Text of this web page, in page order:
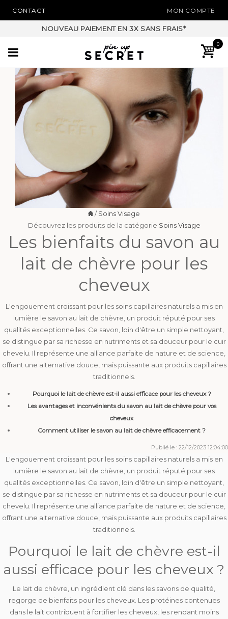
CONTACT MON COMPTE
NOUVEAU PAIEMENT EN 3X SANS FRAIS*
0
/Soins Visage
Découvrez les produits de la catégorie Soins Visage
Les bienfaits du savon au
lait de chèvre pour les
cheveux
L'engouement croissant pour les soins capillaires naturels a mis en
lumière le savon au lait de chèvre, un produit réputé pour ses
qualités exceptionnelles. Ce savon, loin d'être un simple nettoyant,
se distingue par sa richesse en nutriments et sa douceur pour le cuir
chevelu. Il représente une alliance parfaite de nature et de science,
offrant une alternative douce, mais puissante aux produits capillaires
traditionnels.
Pourquoi le lait de chèvre est-il aussi efficace pour les cheveux ?
Les avantages et inconvénients du savon au lait de chèvre pour vos
cheveux
Comment utiliser le savon au lait de chèvre efficacement ?
Publié le : 22/12/2023 12:04:00
L'engouement croissant pour les soins capillaires naturels a mis en
lumière le savon au lait de chèvre, un produit réputé pour ses
qualités exceptionnelles. Ce savon, loin d'être un simple nettoyant,
se distingue par sa richesse en nutriments et sa douceur pour le cuir
chevelu. Il représente une alliance parfaite de nature et de science,
offrant une alternative douce, mais puissante aux produits capillaires
traditionnels.
Pourquoi le lait de chèvre est-il
aussi efficace pour les cheveux ?
Le lait de chèvre, un ingrédient clé dans les savons de qualité,
regorge de bienfaits pour les cheveux. Les protéines contenues
dans le lait contribuent àfortifier les cheveux, les rendant moins